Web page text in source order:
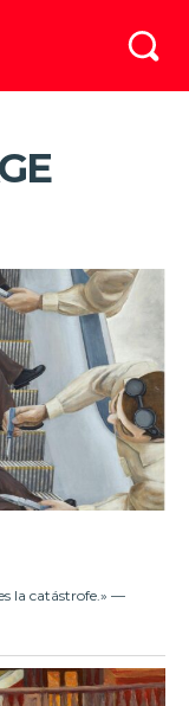
la catástrofe.» —